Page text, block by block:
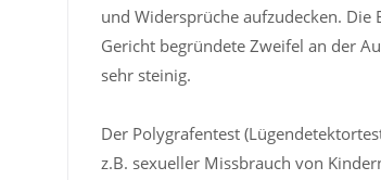
und Widersprüche aufzudecken.
Gericht begründete Zweifel an der
sehr steinig.
Der Polygrafentest
z.B. sexueller Missbrauch von